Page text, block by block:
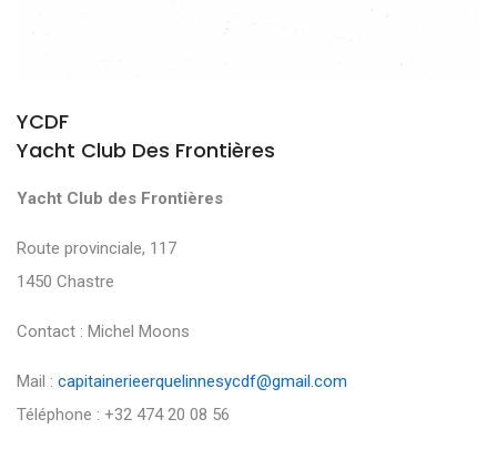
YCDF
Yacht Club Des Frontières
Yacht Club des Frontières
Route provinciale, 117
1450 Chastre
Contact : Michel Moons
Mail : capitainerieerquelinnesycdf@gmail.com
Téléphone : +32 474 20 08 56